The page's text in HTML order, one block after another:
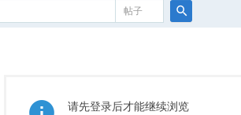
在线论坛
帖子
请先登录后才能继续浏览